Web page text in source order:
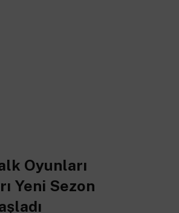
Oyunları
Yeni Sezon